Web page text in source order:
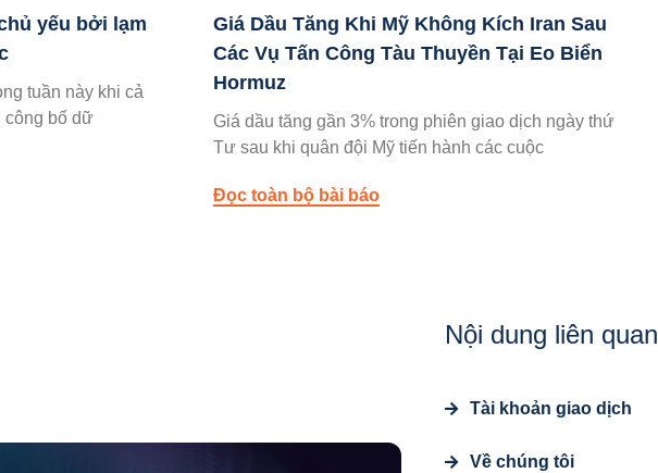
yếu bởi lạm
tuần này khi cả
công bố dữ
Giá Dầu Tăng Khi Mỹ Không Kích Iran Sau
Các Vụ Tấn Công Tàu Thuyền Tại Eo Biển
Hormuz
Giá dầu tăng gần 3% trong phiên giao dịch ngày thứ
Tư sau khi quân đội Mỹ tiến hành các cuộc
Đọc toàn bộ bài báo
Nội dung liên quan
Tài khoản giao dịch
Về chúng tôi